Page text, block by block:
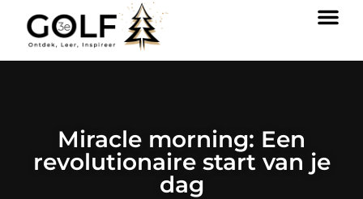
Miracle morning: Een
revolutionaire start van je
dag